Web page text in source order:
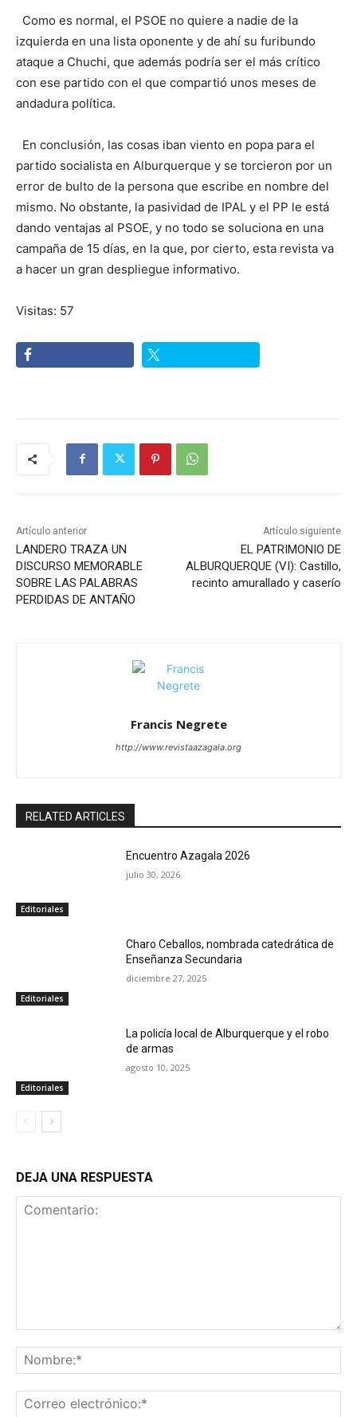
Como es normal, el PSOE no quiere a nadie de la
izquierda en una lista oponente y de ahí su furibundo
ataque a Chuchi, que además podría ser el más crítico
con ese partido con el que compartió unos meses de
andadura política.
En conclusión, las cosas iban viento en popa para el
partido socialista en Alburquerque y se torcieron por un
error de bulto de la persona que escribe en nombre del
mismo. No obstante, la pasividad de IPAL y el PP le está
dando ventajas al PSOE, y no todo se soluciona en una
campaña de 15 días, en la que, por cierto, esta revista va
a hacer un gran despliegue informativo.
Visitas: 57
Artículo anterior
LANDERO TRAZA UN
DISCURSO MEMORABLE
SOBRE LAS PALABRAS
PERDIDAS DE ANTAÑO
Artículo siguiente
EL PATRIMONIO DE
ALBURQUERQUE (VI): Castillo,
recinto amurallado y caserío
Francis Negrete
http://www.revistaazagala.org
RELATED ARTICLES
Editoriales
Encuentro Azagala 2026
julio 30, 2026
Editoriales
Charo Ceballos, nombrada catedrática de
Enseñanza Secundaria
diciembre 27, 2025
Editoriales
La policía local de Alburquerque y el robo
de armas
agosto 10, 2025
DEJA UNA RESPUESTA